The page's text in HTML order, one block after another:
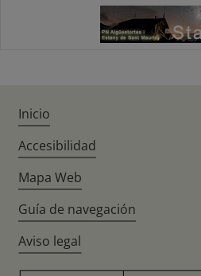
Inicio
Accesibilidad
Mapa Web
Guía de navegación
Aviso legal